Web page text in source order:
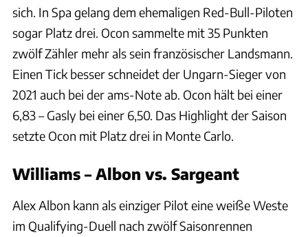
sich. In Spa gelang dem ehemaligen Red-Bull-Piloten
sogar Platz drei. Ocon sammelte mit 35 Punkten
zwölf Zähler mehr als sein französischer Landsmann.
Einen Tick besser schneidet der Ungarn-Sieger von
2021 auch bei der ams-Note ab. Ocon hält bei einer
6,83 – Gasly bei einer 6,50. Das Highlight der Saison
setzte Ocon mit Platz drei in Monte Carlo.
Williams – Albon vs. Sargeant
Alex Albon kann als einziger Pilot eine weiße Weste
im Qualifying-Duell nach zwölf Saisonrennen